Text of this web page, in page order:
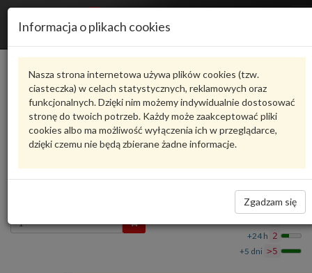
Informacja o plikach cookies
Nasza strona internetowa używa plików cookies (tzw.
ciasteczka) w celach statystycznych, reklamowych oraz
funkcjonalnych. Dzięki nim możemy indywidualnie dostosować
stronę do twoich potrzeb. Każdy może zaakceptować pliki
cookies albo ma możliwość wyłączenia ich w przeglądarce,
dzięki czemu nie będą zbierane żadne informacje.
Zgadzam się
Karta produktu
4M0807065ADGRUVAG
VAG - produkt oryginalny VW AUDI SEAT SKODA
Poszycie zderzaka gruntowany 4M0807065ADGRU
VAG
ilość
Dostępność
+24 h 2
+5 dni >5